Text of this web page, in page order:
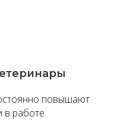
повышают
в работе.